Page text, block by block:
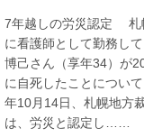
7年越しの労災認定 札
に看護師として勤務し
博己さん（享年34）が
に自死したことについ
年10月14日、札幌地方
は、労災と認定し……